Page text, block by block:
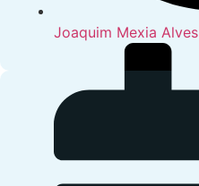
Joaquim Mexia Alves